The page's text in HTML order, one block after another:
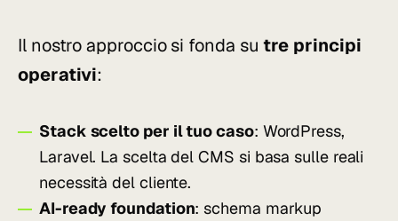
Il nostro approccio si fonda sutre principi
operativi:
Stack scelto per il tuo caso: WordPress,
Laravel. La scelta del CMS si basa sulle reali
necessità del cliente.
AI-ready foundation: schema markup